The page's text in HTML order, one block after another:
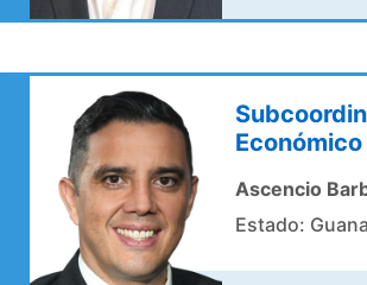
Económico
Ascencio
Estado: